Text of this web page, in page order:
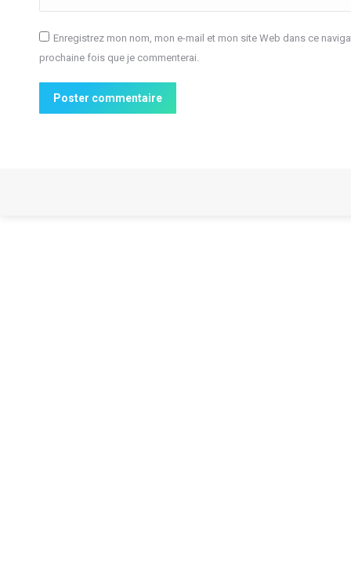
Enregistrez mon nom, mon e-mail et mon site Web dans ce
prochaine fois que je commenterai.
Poster commentaire